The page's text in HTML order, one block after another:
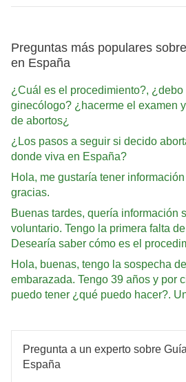
Preguntas más populares
en España
¿Cuál es el procedimiento?, ¿debo
ginecólogo? ¿hacerme el examen
de abortos¿
¿Los pasos a seguir si decido
donde viva en España?
Hola, me gustaría tener
gracias.
Buenas tardes, quería información
voluntario. Tengo la primera falta
Desearía saber cómo es el
Hola, buenas, tengo la sospecha
embarazada. Tengo 39 años y por
puedo tener ¿qué puedo hacer?.
Pregunta a un experto sobre
España